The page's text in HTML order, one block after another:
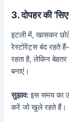
3. दोपहर की
इटली में, खासकर
रेस्टोरेंट्स बंद रहते
रहता है, लेकिन
बनाएं।
सुझाव:इस समय का
करें जो खुले रहते हैं।